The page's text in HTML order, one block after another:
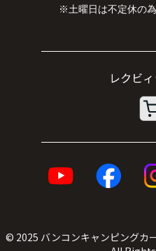
※土曜日は不定休の
© 2025 バンコンキャンピングカ